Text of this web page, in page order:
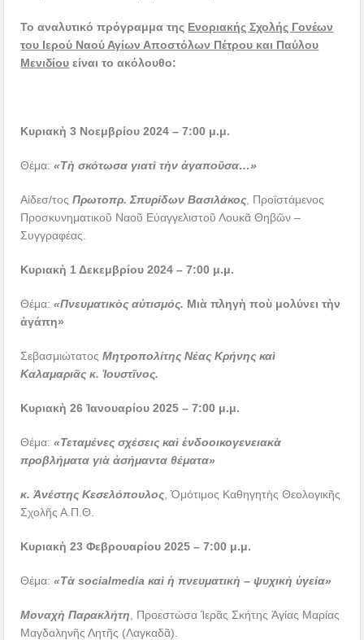
Το αναλυτικό πρόγραμμα της Ενοριακής Σχολής Γονέων
του Ιερού Ναού Αγίων Αποστόλων Πέτρου και Παύλου
Μενιδίου είναι το ακόλουθο:
Κυριακὴ 3 Νοεμβρίου 2024 – 7:00 μ.μ.
Θέμα:«Τὴ σκότωσα γιατὶ τὴν ἀγαποῦσα…»
Αἰδεσ/τοςΠρωτοπρ. Σπυρίδων Βασιλάκος , Προϊστάμενος
Προσκυνηματικοῦ Ναοῦ Εὐαγγελιστοῦ Λουκᾶ Θηβῶν –
Συγγραφέας.
Κυριακὴ 1 Δεκεμβρίου 2024 – 7:00 μ.μ.
Θέμα:«Πνευματικὸς αὐτισμός. Μιὰ πληγὴ ποὺ μολύνει τὴν
ἀγάπη»
ΣεβασμιώτατοςΜητροπολίτης Νέας Κρήνης καὶ
Καλαμαριᾶς κ. Ἰουστῖνος.
Κυριακὴ 26 Ἰανουαρίου 2025 – 7:00 μ.μ.
Θέμα:«Τεταμένες σχέσεις καὶ ἐνδοοικογενειακὰ
προβλήματα γιὰ ἀσήμαντα θέματα»
κ. Ἀνέστης Κεσελόπουλος , Ὁμότιμος Καθηγητὴς Θεολογικῆς
Σχολῆς Α.Π.Θ.
Κυριακὴ 23 Φεβρουαρίου 2025 – 7:00 μ.μ.
Θέμα:«Τὰ socialmedia καὶ ἡ πνευματικὴ – ψυχικὴ ὑγεία»
Μοναχὴ Παρακλήτη , Προεστώσα Ἱερᾶς Σκήτης Ἁγίας Μαρίας
Μαγδαληνῆς Λητῆς (Λαγκαδᾶ).